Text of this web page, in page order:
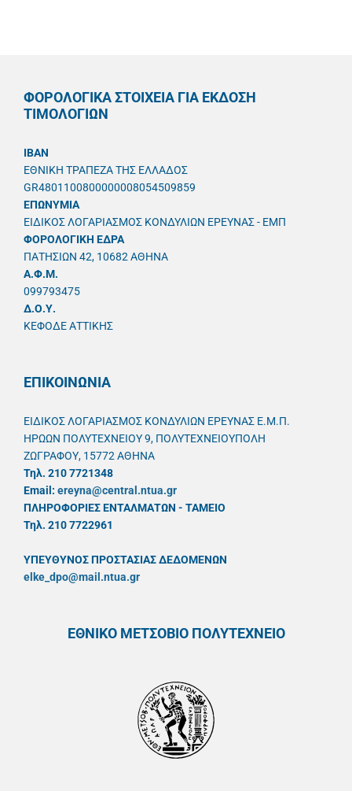
ΦΟΡΟΛΟΓΙΚΑ ΣΤΟΙΧΕΙΑ ΓΙΑ ΕΚΔΟΣΗ
ΤΙΜΟΛΟΓΙΩΝ
IBAN
ΕΘΝΙΚΗ ΤΡΑΠΕΖΑ ΤΗΣ ΕΛΛΑΔΟΣ
GR4801100800000008054509859
ΕΠΩΝΥΜΙΑ
ΕΙΔΙΚΟΣ ΛΟΓΑΡΙΑΣΜΟΣ ΚΟΝΔΥΛΙΩΝ ΕΡΕΥΝΑΣ - ΕΜΠ
ΦΟΡΟΛΟΓΙΚΗ ΕΔΡΑ
ΠΑΤΗΣΙΩΝ 42, 10682 ΑΘΗΝΑ
A.Φ.Μ.
099793475
Δ.Ο.Υ.
ΚΕΦΟΔΕ ΑΤΤΙΚΗΣ
ΕΠΙΚΟΙΝΩΝΙΑ
ΕΙΔΙΚΟΣ ΛΟΓΑΡΙΑΣΜΟΣ ΚΟΝΔΥΛΙΩΝ ΕΡΕΥΝΑΣ Ε.Μ.Π.
ΗΡΩΩΝ ΠΟΛΥΤΕΧΝΕΙΟΥ 9, ΠΟΛΥΤΕΧΝΕΙΟΥΠΟΛΗ
ΖΩΓΡΑΦΟΥ, 15772 ΑΘΗΝΑ
Τηλ. 210 7721348
Email: ereyna@central.ntua.gr
ΠΛΗΡΟΦΟΡΙΕΣ ΕΝΤΑΛΜΑΤΩΝ - ΤΑΜΕΙΟ
Τηλ. 210 7722961
ΥΠΕΥΘYΝΟΣ ΠΡΟΣΤΑΣΙΑΣ ΔΕΔΟΜΕΝΩΝ
elke_dpo@mail.ntua.gr
ΕΘΝΙΚΟ ΜΕΤΣΟΒΙΟ ΠΟΛΥΤΕΧΝΕΙΟ